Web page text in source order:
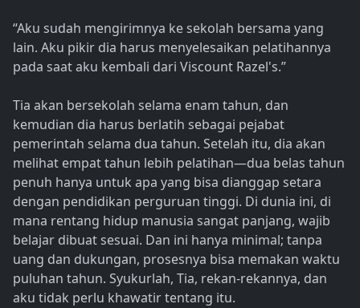
“Aku sudah mengirimnya ke sekolah bersama yang
lain. Aku pikir dia harus menyelesaikan pelatihannya
pada saat aku kembali dari Viscount Razel's.”
Tia akan bersekolah selama enam tahun, dan
kemudian dia harus berlatih sebagai pejabat
pemerintah selama dua tahun. Setelah itu, dia akan
melihat empat tahun lebih pelatihan—dua belas tahun
penuh hanya untuk apa yang bisa dianggap setara
dengan pendidikan perguruan tinggi. Di dunia ini, di
mana rentang hidup manusia sangat panjang, wajib
belajar dibuat sesuai. Dan ini hanya minimal; tanpa
uang dan dukungan, prosesnya bisa memakan waktu
puluhan tahun. Syukurlah, Tia, rekan-rekannya, dan
aku tidak perlu khawatir tentang itu.